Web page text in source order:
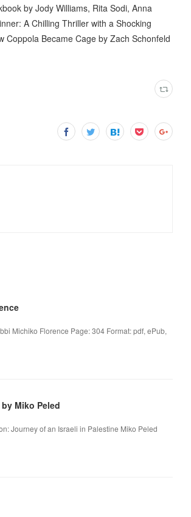
by Jody Williams, Rita Sodi, Anna
A Chilling Thriller with a Shocking
Coppola Became Cage by Zach Schonfeld
Michiko Florence Page: 304 Format: pdf, ePub,
Miko Peled
Journey of an Israeli in Palestine Miko Peled